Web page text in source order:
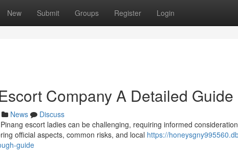
New Submit Groups Register Login
Company A Detailed Guide
News
Discuss
escort ladies can be challenging, requiring informed
official aspects, common risks, and local https://
guide